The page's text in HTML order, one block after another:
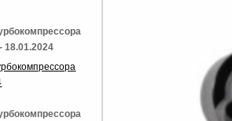
18.01.2024